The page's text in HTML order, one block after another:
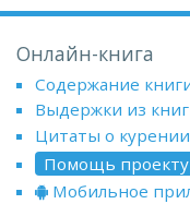
Онлайн-книга
Содержание
Выдержки из
Цитаты о
Помощь проекту
Мобильное